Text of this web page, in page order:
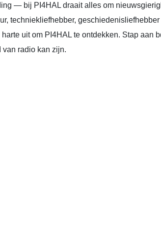
— bij PI4HAL draait alles om
techniekliefhebber,
uit om PI4HAL te ontdekken. Stap aan
van radio kan zijn.